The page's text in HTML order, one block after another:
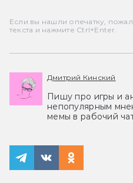
Если вы нашли опечатку,
текста и нажмите Ctrl+Enter.
Дмитрий Кинский
Пишу про игры и
непопулярным
мемы в рабочий